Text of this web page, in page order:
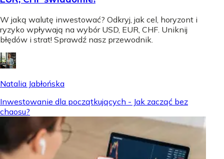
W jaką walutę inwestować? Odkryj, jak cel, horyzont i
ryzyko wpływają na wybór USD, EUR, CHF. Uniknij
błędów i strat! Sprawdź nasz przewodnik.
Natalia Jabłońska
Inwestowanie dla początkujących - Jak zacząć bez
chaosu?